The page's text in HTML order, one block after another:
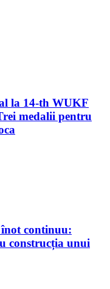
la 14-th WUKF
medalii pentru
înot continuu:
construcția unui